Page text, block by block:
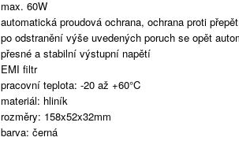
max. 60W
automatická proudová ochrana, ochrana proti
po odstranění výše uvedených poruch se opět
přesné a stabilní výstupní napětí
EMI filtr
pracovní teplota: -20 až +60°C
materiál: hliník
rozměry: 158x52x32mm
barva: černá